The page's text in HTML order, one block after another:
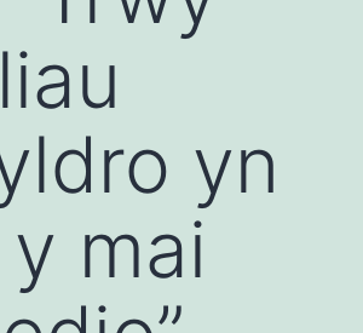
yn
mai